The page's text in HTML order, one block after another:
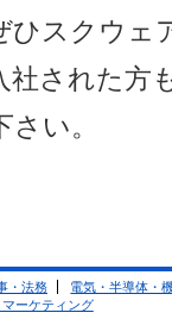
ひスクウェ
社された方
い。
・法務
電気・半導体・
ーケティング